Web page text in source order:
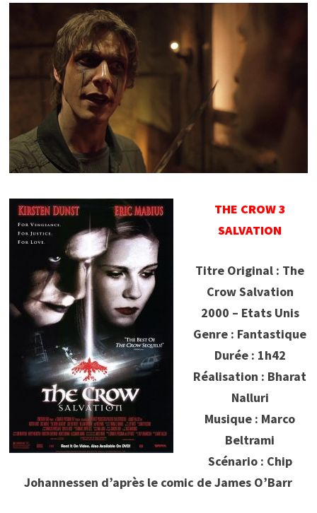
THE CROW 3
SALVATION
Titre Original : The
Crow Salvation
2000 – Etats Unis
Genre : Fantastique
Durée : 1h42
Réalisation : Bharat
Nalluri
Musique : Marco
Beltrami
Scénario : Chip
Johannessen d’après le comic de James O’Barr